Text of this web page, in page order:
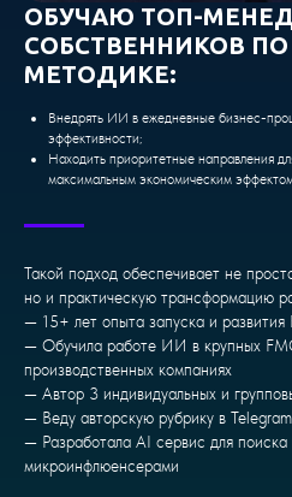
ОБУЧАЮ ТОП-
СОБСТВЕННИКОВ
МЕТОДИКЕ:
Внедрять ИИ в ежедневные бизнес-
эффективности;
Находить приоритетные направления
максимальным экономическим
Такой подход обеспечивает не
но и практическую трансформацию
— 15+ лет опыта запуска и развития
— Обучила работе ИИ в крупных
производственных компаниях
— Автор 3 индивидуальных и
— Веду авторскую рубрику в
— Разработала AI сервис для
микроинфлюенсерами